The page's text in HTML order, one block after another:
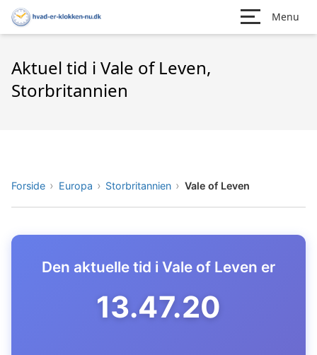
Menu
Aktuel tid i Vale of Leven,
Storbritannien
Forside Europa Storbritannien Vale of Leven
Den aktuelle tid i Vale of Leven er
13.47.21